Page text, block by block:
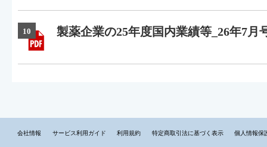
10 製薬企業の25年度国内業績等_26年7月
会社情報 サービス利用ガイド 利用規約 特定商取引法に基づく表示 個人情報保